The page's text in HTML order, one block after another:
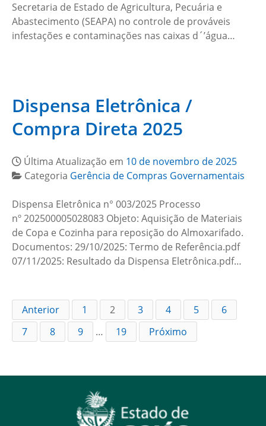
Secretaria de Estado de Agricultura, Pecuária e
Abastecimento (SEAPA) no controle de prováveis
infestações e contaminações nas caixas d´’água…
Dispensa Eletrônica /
Compra Direta 2025
Última Atualização em 10 de novembro de 2025
Categoria Gerência de Compras Governamentais
Dispensa Eletrônica n° 003/2025 Processo
nº 202500005028083 Objeto: Aquisição de Materiais
de Copa e Cozinha para reposição do Almoxarifado.
Documentos: 29/10/2025: Termo de Referência.pdf
07/11/2025: Resultado da Dispensa Eletrônica.pdf…
Anterior 1 2 3 4 5
6
7
8 9 … 19 Próximo